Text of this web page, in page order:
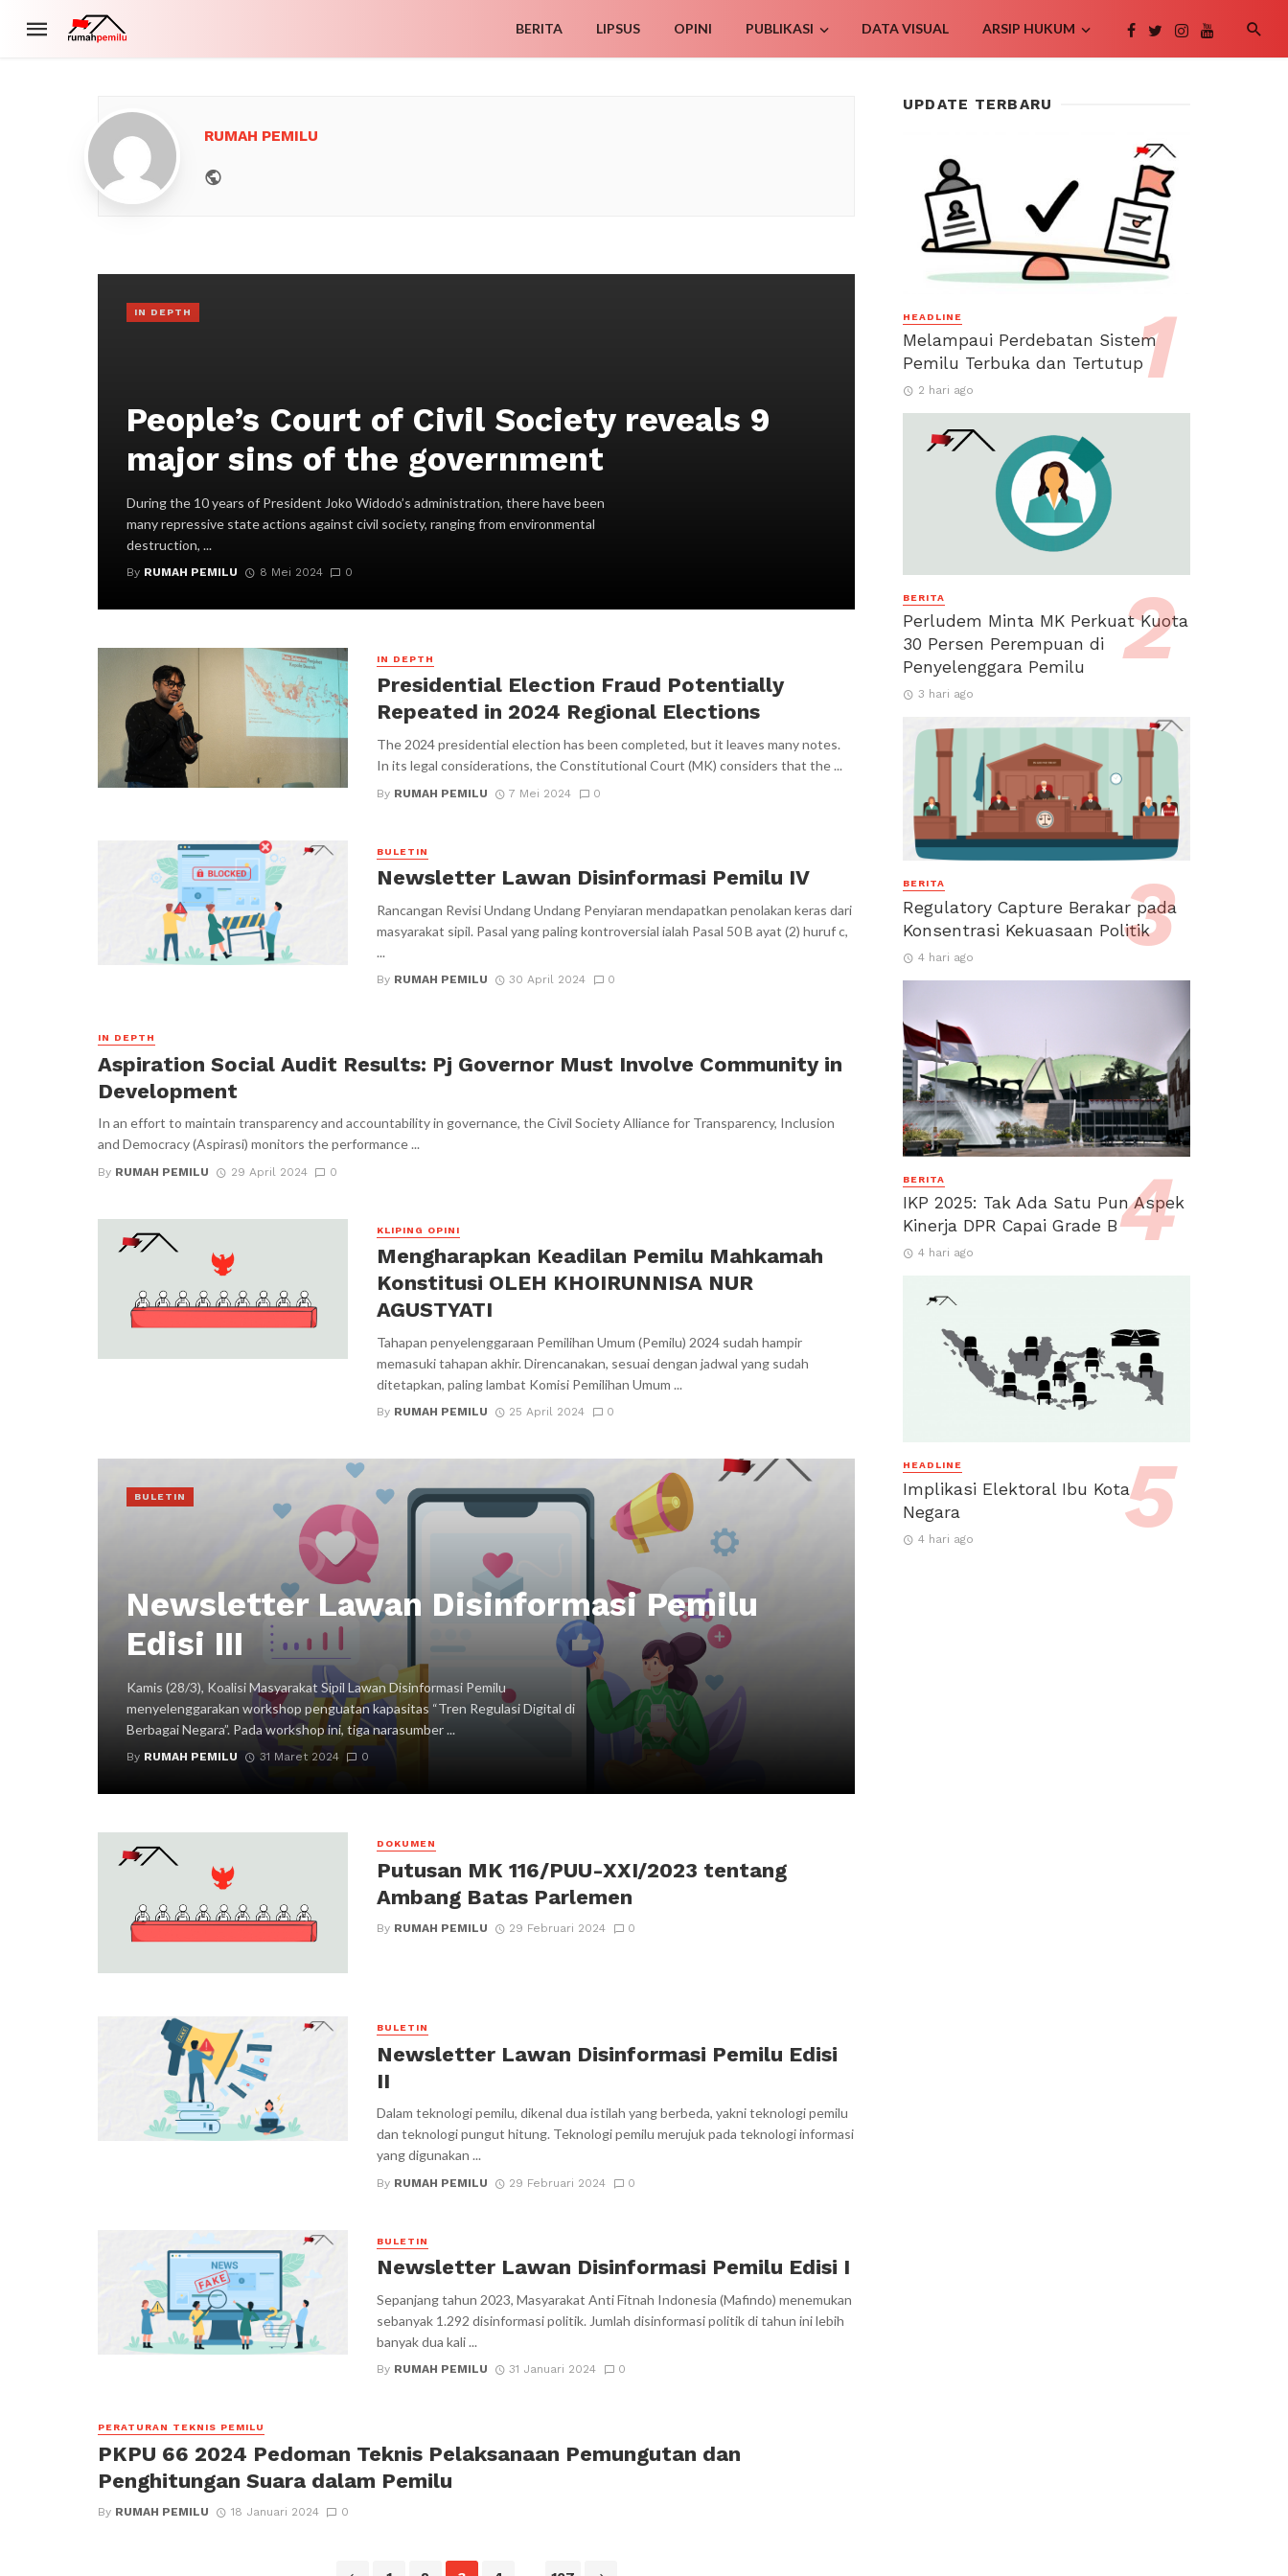
BERITA LIPSUS OPINI PUBLIKASI DATA VISUAL ARSIP HUKUM
RUMAH PEMILU
People’s Court of Civil Society reveals 9
major sins of the government
During the 10 years of President Joko Widodo’s administration, there have been
many repressive state actions against civil society, ranging from environmental
destruction, ...
By RUMAH PEMILU 8 Mei 2024 0
IN DEPTH
IN DEPTH
Presidential Election Fraud Potentially
Repeated in 2024 Regional Elections
The 2024 presidential election has been completed, but it leaves many notes.
In its legal considerations, the Constitutional Court (MK) considers that the ...
By RUMAH PEMILU 7 Mei 2024 0
BULETIN
Newsletter Lawan Disinformasi Pemilu IV
Rancangan Revisi Undang Undang Penyiaran mendapatkan penolakan keras dari
masyarakat sipil. Pasal yang paling kontroversial ialah Pasal 50 B ayat (2) huruf c,
...
By RUMAH PEMILU 30 April 2024 0
IN DEPTH
Aspiration Social Audit Results: Pj Governor Must Involve Community in
Development
In an effort to maintain transparency and accountability in governance, the Civil Society Alliance for Transparency, Inclusion
and Democracy (Aspirasi) monitors the performance ...
By RUMAH PEMILU 29 April 2024 0
KLIPING OPINI
Mengharapkan Keadilan Pemilu Mahkamah
Konstitusi OLEH KHOIRUNNISA NUR
AGUSTYATI
Tahapan penyelenggaraan Pemilihan Umum (Pemilu) 2024 sudah hampir
memasuki tahapan akhir. Direncanakan, sesuai dengan jadwal yang sudah
ditetapkan, paling lambat Komisi Pemilihan Umum ...
By RUMAH PEMILU 25 April 2024 0
Newsletter Lawan Disinformasi Pemilu
Edisi III
Kamis (28/3), Koalisi Masyarakat Sipil Lawan Disinformasi Pemilu
menyelenggarakan workshop penguatan kapasitas “Tren Regulasi Digital di
Berbagai Negara”. Pada workshop ini, tiga narasumber ...
By RUMAH PEMILU 31 Maret 2024 0
BULETIN
DOKUMEN
Putusan MK 116/PUU-XXI/2023 tentang
Ambang Batas Parlemen
By RUMAH PEMILU 29 Februari 2024 0
BULETIN
Newsletter Lawan Disinformasi Pemilu Edisi
II
Dalam teknologi pemilu, dikenal dua istilah yang berbeda, yakni teknologi pemilu
dan teknologi pungut hitung. Teknologi pemilu merujuk pada teknologi informasi
yang digunakan ...
By RUMAH PEMILU 29 Februari 2024 0
BULETIN
Newsletter Lawan Disinformasi Pemilu Edisi I
Sepanjang tahun 2023, Masyarakat Anti Fitnah Indonesia (Mafindo) menemukan
sebanyak 1.292 disinformasi politik. Jumlah disinformasi politik di tahun ini lebih
banyak dua kali ...
By RUMAH PEMILU 31 Januari 2024 0
PERATURAN TEKNIS PEMILU
PKPU 66 2024 Pedoman Teknis Pelaksanaan Pemungutan dan
Penghitungan Suara dalam Pemilu
By RUMAH PEMILU 18 Januari 2024 0
UPDATE TERBARU
HEADLINE
Melampaui Perdebatan Sistem
Pemilu Terbuka dan Tertutup
2 hari ago
BERITA
Perludem Minta MK Perkuat Kuota
30 Persen Perempuan di
Penyelenggara Pemilu
3 hari ago
BERITA
Regulatory Capture Berakar pada
Konsentrasi Kekuasaan Politik
4 hari ago
BERITA
IKP 2025: Tak Ada Satu Pun Aspek
Kinerja DPR Capai Grade B
4 hari ago
HEADLINE
Implikasi Elektoral Ibu Kota
Negara
4 hari ago